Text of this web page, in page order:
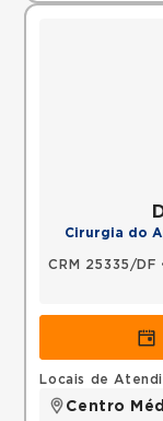
Cirurgia do
CRM 25335/DF
Locais de
Centro